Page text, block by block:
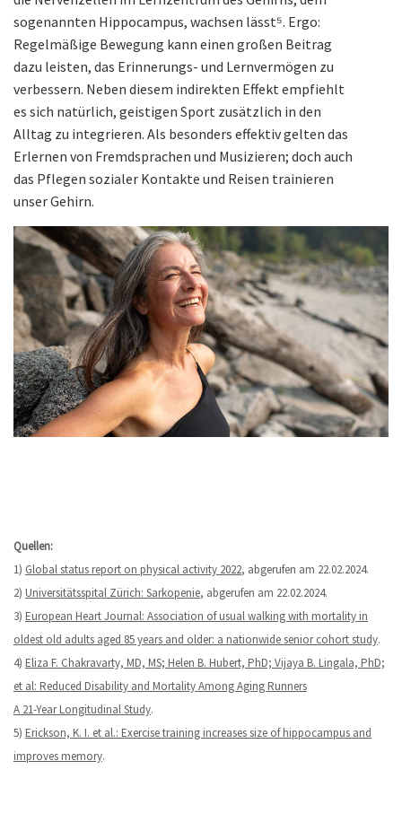
sogenannten Hippocampus, wachsen lässt⁵. Ergo:
Regelmäßige Bewegung kann einen großen Beitrag
dazu leisten, das Erinnerungs- und Lernvermögen zu
verbessern. Neben diesem indirekten Effekt empfiehlt
es sich natürlich, geistigen Sport zusätzlich in den
Alltag zu integrieren. Als besonders effektiv gelten das
Erlernen von Fremdsprachen und Musizieren; doch auch
das Pflegen sozialer Kontakte und Reisen trainieren
unser Gehirn.
Quellen:
1) Global status report on physical activity 2022, abgerufen am 22.02.2024.
2) Universitätsspital Zürich: Sarkopenie, abgerufen am 22.02.2024.
3) European Heart Journal: Association of usual walking with mortality in
oldest old adults aged 85 years and older: a nationwide senior cohort study.
4) Eliza F. Chakravarty, MD, MS; Helen B. Hubert, PhD; Vijaya B. Lingala, PhD;
et al: Reduced Disability and Mortality Among Aging Runners
A 21-Year Longitudinal Study.
5) Erickson, K. I. et al.: Exercise training increases size of hippocampus and
improves memory.